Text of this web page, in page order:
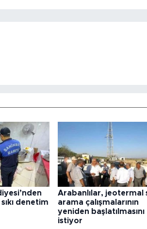
denetim
Arabanlılar, jeotermal
arama çalışmalarının
yeniden başlatılmasını
istiyor